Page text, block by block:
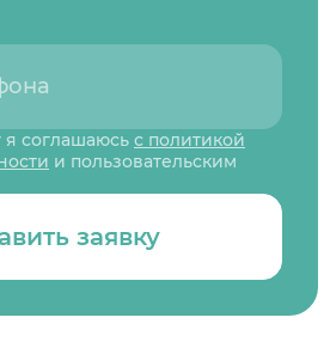
соглашаюсь с политикой
и пользовательским
заявку